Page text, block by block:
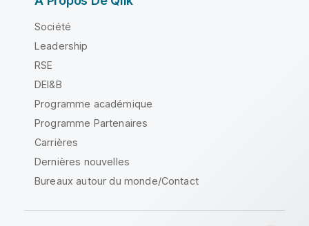
Société
Leadership
RSE
DEI&B
Programme académique
Programme Partenaires
Carrières
Dernières nouvelles
Bureaux autour du monde/Contact